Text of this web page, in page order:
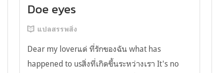
Doe eyes
แปลสรรพสิ่ง
Dear my loverแด่ ที่รักของฉัน what has
happened to usสิ่งที่เกิดขึ้นระหว่างเรา It's no